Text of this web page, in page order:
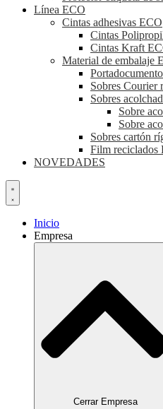
Línea ECO
Cintas adhesivas ECO
Cintas
Cintas Kraft
Material de embalaje
Sobres Courier
Sobres
Sobre
Sobre
Sobres cartón
Film reciclados
NOVEDADES
Inicio
Empresa
Cerrar Empresa